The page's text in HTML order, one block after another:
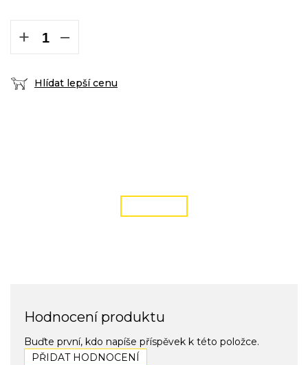
+ −
Hlídat lepší cenu
Hodnocení produktu
Buďte první, kdo napíše příspěvek k této položce.
PŘIDAT HODNOCENÍ